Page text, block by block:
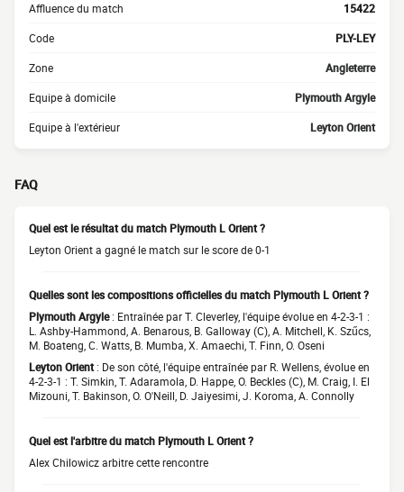
Affluence du match 15422
Code PLY-LEY
Zone Angleterre
Equipe à domicile Plymouth Argyle
Equipe à l'extérieur Leyton Orient
FAQ
Quel est le résultat du match Plymouth L Orient ?
Leyton Orient a gagné le match sur le score de 0-1
Quelles sont les compositions officielles du match Plymouth L Orient ?
Plymouth Argyle: Entraînée par T. Cleverley, l'équipe évolue en 4-2-3-1 :
L. Ashby-Hammond, A. Benarous, B. Galloway (C), A. Mitchell, K. Szűcs,
M. Boateng, C. Watts, B. Mumba, X. Amaechi, T. Finn, O. Oseni
Leyton Orient: De son côté, l'équipe entraînée par R. Wellens, évolue en
4-2-3-1 : T. Simkin, T. Adaramola, D. Happe, O. Beckles (C), M. Craig, I. El
Mizouni, T. Bakinson, O. O'Neill, D. Jaiyesimi, J. Koroma, A. Connolly
Quel est l'arbitre du match Plymouth L Orient ?
Alex Chilowicz arbitre cette rencontre